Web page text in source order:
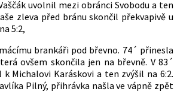
uvolnil mezi obránci Svobodu a ten
zleva před bránu skončil překvapivě u
5:2,
brankáři pod břevno. 74´ přinesla
ovšem skončila jen na břevně. V 83´
Michalovi Karáskovi a ten zvýšil na 6:2.
Pilný, přihrávka našla ve vápně zpět